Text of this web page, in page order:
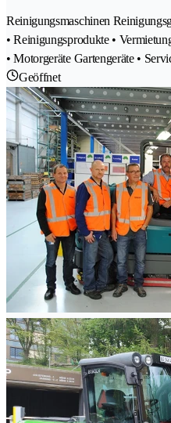
Reinigungsmaschinen
• Reinigungsprodukte •
• Motorgeräte Gartengeräte •
Geöffnet